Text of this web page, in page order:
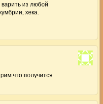
из любой
хека.
что получится